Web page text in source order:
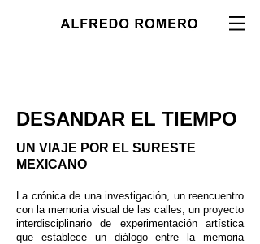
DESANDAR EL TIEMPO
UN VIAJE POR EL SURESTE
MEXICANO
La crónica de una investigación, un reencuentro
con la memoria visual de las calles, un proyecto
interdisciplinario de experimentación artística
que establece un diálogo entre la memoria